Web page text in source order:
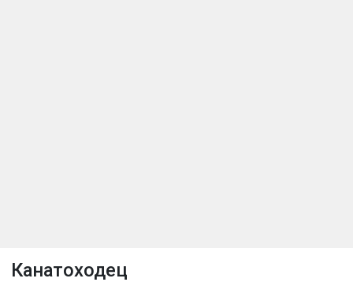
Канатоходец